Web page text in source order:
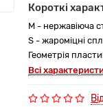
Короткі
M - нержавіюча
S - жароміцні
Геометрія
Всі